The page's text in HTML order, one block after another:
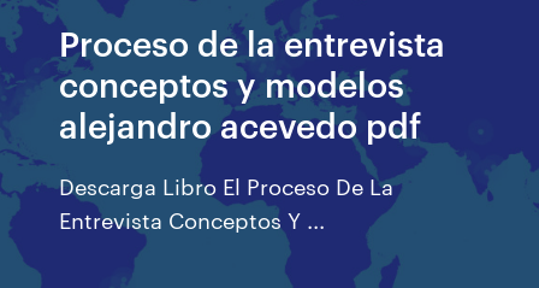
Proceso de la entrevista
conceptos y modelos
alejandro acevedo pdf
Descarga Libro El Proceso De La
Entrevista Conceptos Y ...